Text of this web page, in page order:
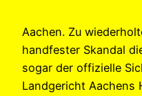
Aachen. Zu
handfester Skandal
sogar der offizielle
Landgericht Aachens